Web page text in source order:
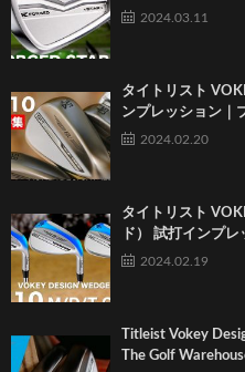
2024.03.11
タイトリスト
ンプレッション｜
2024.02.20
タイトリスト
ド） 試打インプ
2024.02.19
Titleist Vokey
The Golf